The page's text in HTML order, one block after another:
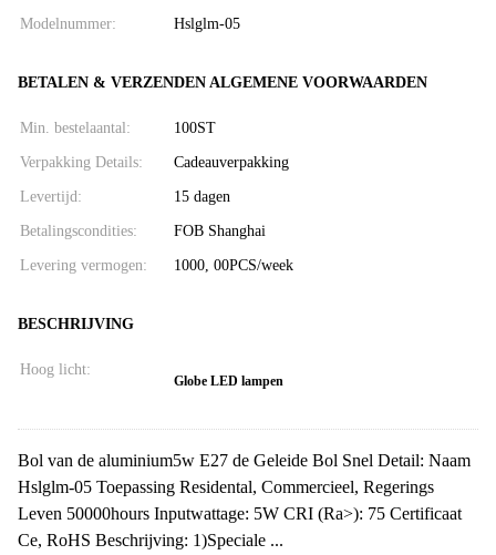
Modelnummer: Hslglm-05
BETALEN & VERZENDEN ALGEMENE VOORWAARDEN
Min. bestelaantal: 100ST
Verpakking Details: Cadeauverpakking
Levertijd: 15 dagen
Betalingscondities: FOB Shanghai
Levering vermogen: 1000, 00PCS/week
BESCHRIJVING
Hoog licht:
Globe LED lampen
Bol van de aluminium5w E27 de Geleide Bol Snel Detail: Naam
Hslglm-05 Toepassing Residental, Commercieel, Regerings
Leven 50000hours Inputwattage: 5W CRI (Ra>): 75 Certificaat
Ce, RoHS Beschrijving: 1)Speciale ...